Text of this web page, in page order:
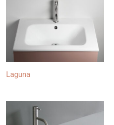
Laguna